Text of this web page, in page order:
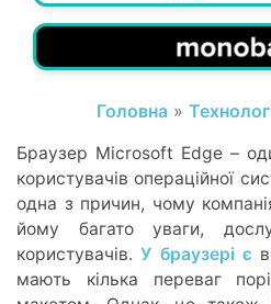
Головна »
Браузер Microsoft Edge –
користувачів операційної
одна з причин, чому
йому багато уваги,
користувачів.У браузері є
мають кілька переваг